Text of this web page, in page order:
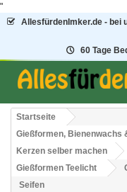
"
AllesfürdenImker.de - bei
60 Tage
Startseite
Gießformen, Bienenwachs
Kerzen selber machen
Gießformen Teelicht
Seifen